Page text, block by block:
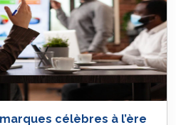
célèbres à l’ère